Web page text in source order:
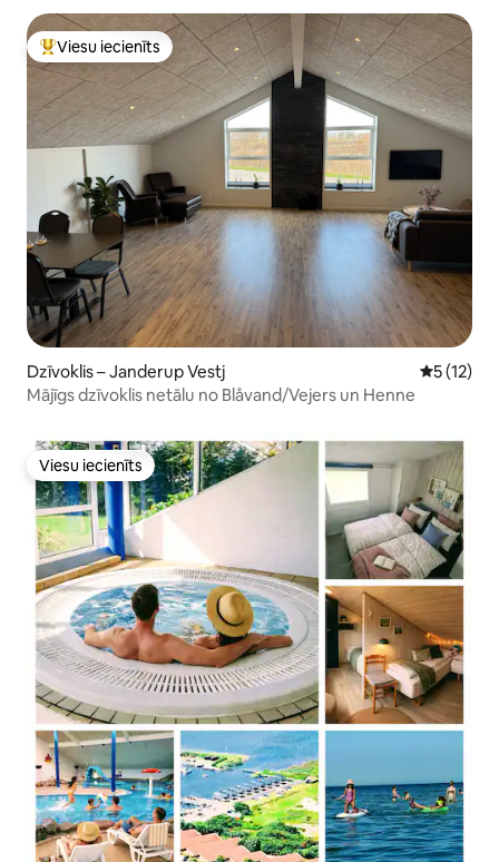
Populārs viesu iecienīts mājoklis
Viesu iecienīts
Dzīvoklis – Janderup Vestj Vidējais
5 (12)
Mājīgs dzīvoklis netālu no Blåvand/Vejers un Henne
Viesu iecienīts
Viesu iecienīts